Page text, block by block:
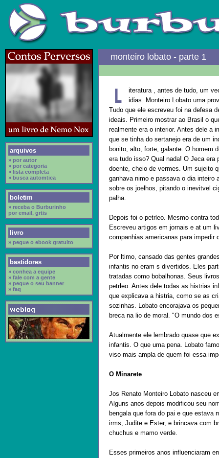
arquivos
» por autor
» por categoria
» lista completa
» busca automtica
boletim
» receba o Burburinho
por email, grtis
livro
» pegue o ebook gratuito
bastidores
» conhea a equipe
» fale com a gente
» pegue o seu banner
» faq
monteiro lobato - parte 1
iteratura , antes de tudo, um
idias. Monteiro Lobato uma
Tudo que ele escreveu foi na defesa
ideais. Primeiro mostrar ao Brasil o
realmente era o interior. Antes dele a
que se tinha do sertanejo era de um
bonito, alto, forte, galante. O homem
era tudo isso? Qual nada! O Jeca era
doente, cheio de vermes. Um sujeito
ganhava nimo e passava o dia inteiro
sobre os joelhos, pitando o inevitvel
palha.
Depois foi o petrleo. Mesmo contra
Escreveu artigos em jornais e at um
companhias americanas para impedir
Por ltimo, cansado das gentes
infantis no eram s divertidos. Eles
tratadas como bobalhonas. Seus
petrleo. Antes dele todas as histrias
que explicava a histria, como se as
sozinhas. Lobato encorajava os
breca na lio de moral. "O mundo dos
Atualmente ele lembrado quase que
infantis. O que uma pena. Lobato
viso mais ampla de quem foi essa
O Minarete
Jos Renato Monteiro Lobato nasceu
Alguns anos depois modificou seu
bengala que fora do pai e que
irms, Judite e Ester, e brincava com
chuchus e mamo verde.
Esses primeiros anos influenciaram